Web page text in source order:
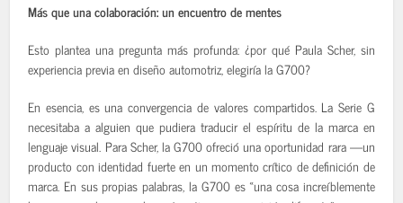
Más que una colaboración: un encuentro de mentes
Esto plantea una pregunta más profunda: ¿por qué Paula Scher, sin
experiencia previa en diseño automotriz, elegiría la G700?
En esencia, es una convergencia de valores compartidos. La Serie G
necesitaba a alguien que pudiera traducir el espíritu de la marca en
lenguaje visual. Para Scher, la G700 ofreció una oportunidad rara —un
producto con identidad fuerte en un momento crítico de definición de
marca. En sus propias palabras, la G700 es «una cosa increíblemente